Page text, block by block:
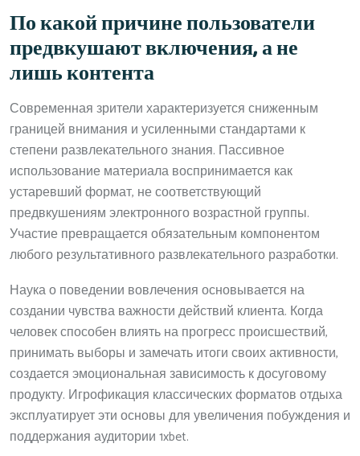
По какой причине пользователи
предвкушают включения, а не
лишь контента
Современная зрители характеризуется сниженным
границей внимания и усиленными стандартами к
степени развлекательного знания. Пассивное
использование материала воспринимается как
устаревший формат, не соответствующий
предвкушениям электронного возрастной группы.
Участие превращается обязательным компонентом
любого результативного развлекательного разработки.
Наука о поведении вовлечения основывается на
создании чувства важности действий клиента. Когда
человек способен влиять на прогресс происшествий,
принимать выборы и замечать итоги своих активности,
создается эмоциональная зависимость к досуговому
продукту. Игрофикация классических форматов отдыха
эксплуатирует эти основы для увеличения побуждения и
поддержания аудитории 1xbet.